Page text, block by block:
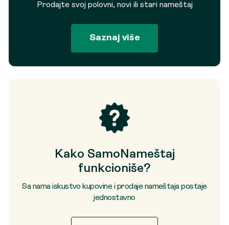
Prodajte svoj polovni, novi ili stari nameštaj
Saznaj više
Kako SamoNameštaj
funkcioniše?
Sa nama iskustvo kupovine i prodaje nameštaja postaje
jednostavno